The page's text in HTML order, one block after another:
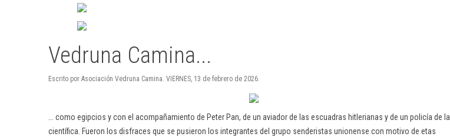
Vedruna Camina...
Escrito por Asociación Vedruna Camina. VIERNES, 13 de febrero de 2026.
... como egipcios y con el acompañamiento de Peter Pan, de un aviador de las escuadras hitlerianas y de un policía de la
científica. Fueron los disfraces que se pusieron los integrantes del grupo senderistas unionense con motivo de etas